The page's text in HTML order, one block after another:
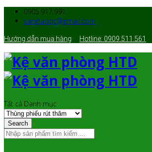
0905.917.991
sangtaoqc@gmail.com
Hướng dẫn mua hàng Hotline: 0909.511.561
Tất cả Danh mục
Search